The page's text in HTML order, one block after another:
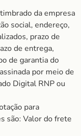
da empresa
social, endereço,
prazo de
de entrega,
de garantia do
por meio de
Digital RNP ou
para
são: Valor do frete